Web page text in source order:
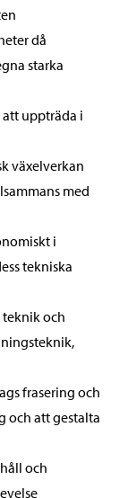
då
starka
uppträda i
växelverkan
med
i
tekniska
teknik och
frasering och
och att gestalta
och